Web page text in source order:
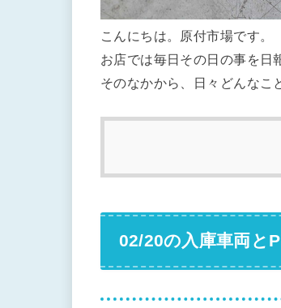
こんにちは。原付市場です。
お店では毎日その日の事を日
そのなかから、日々どんなこ
02/20の入庫車両と